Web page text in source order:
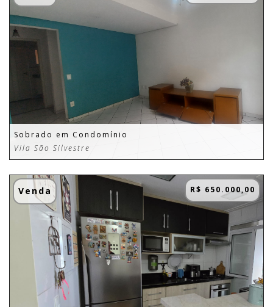
Sobrado em Condomínio
Vila São Silvestre
Venda R$ 650.000,00